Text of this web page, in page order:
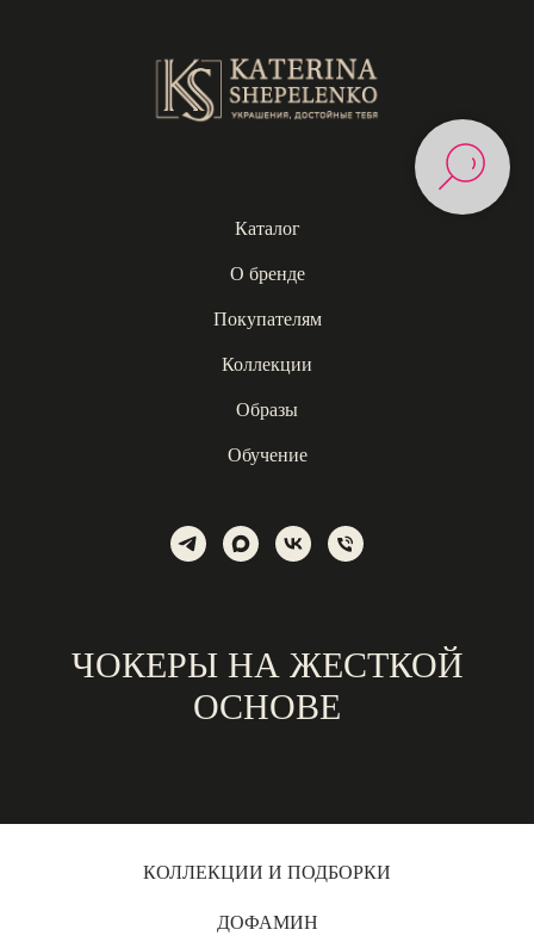
Каталог
О бренде
Покупателям
Коллекции
Образы
Обучение
ЧОКЕРЫ НА ЖЕСТКОЙ
ОСНОВЕ
КОЛЛЕКЦИИ И ПОДБОРКИ
ДОФАМИН